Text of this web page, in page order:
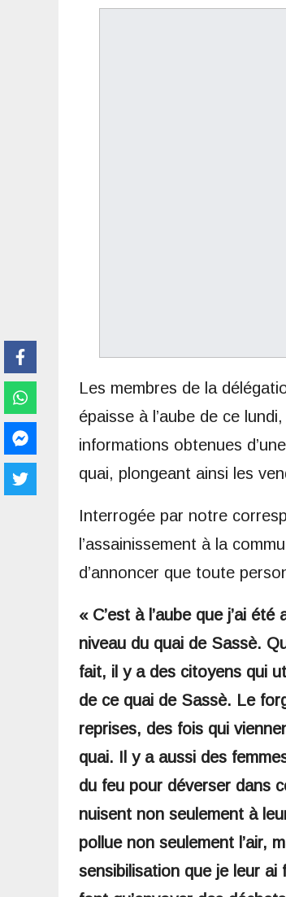
Les membres de la
épaisse à l’aube de ce
informations obtenues
quai, plongeant ainsi les
Interrogée par notre
l’assainissement à la
d’annoncer que toute
« C’est à l’aube que j’ai
niveau du quai de Sassè.
fait, il y a des citoyens qui
de ce quai de Sassè. Le
reprises, des fois qui
quai. Il y a aussi des
du feu pour déverser dans
nuisent non seulement à
pollue non seulement l’air,
sensibilisation que je leur ai